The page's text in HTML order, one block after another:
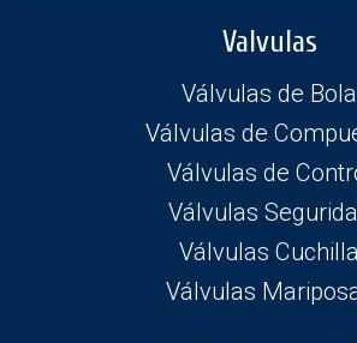
Valvulas
Válvulas de Bola
Válvulas de
Válvulas de
Válvulas
Válvulas Cuchilla
Válvulas